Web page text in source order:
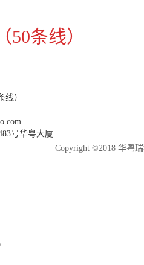
50条线）
线）
号华粤大厦
Copyright ©2018 华粤